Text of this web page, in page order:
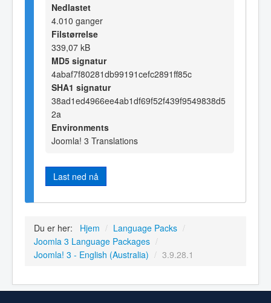
Nedlastet
4.010 ganger
Filstørrelse
339,07 kB
MD5 signatur
4abaf7f80281db99191cefc2891ff85c
SHA1 signatur
38ad1ed4966ee4ab1df69f52f439f9549838d5
2a
Environments
Joomla! 3 Translations
Last ned nå
Du er her: Hjem / Language Packs /
Joomla 3 Language Packages /
Joomla! 3 - English (Australia) / 3.9.28.1